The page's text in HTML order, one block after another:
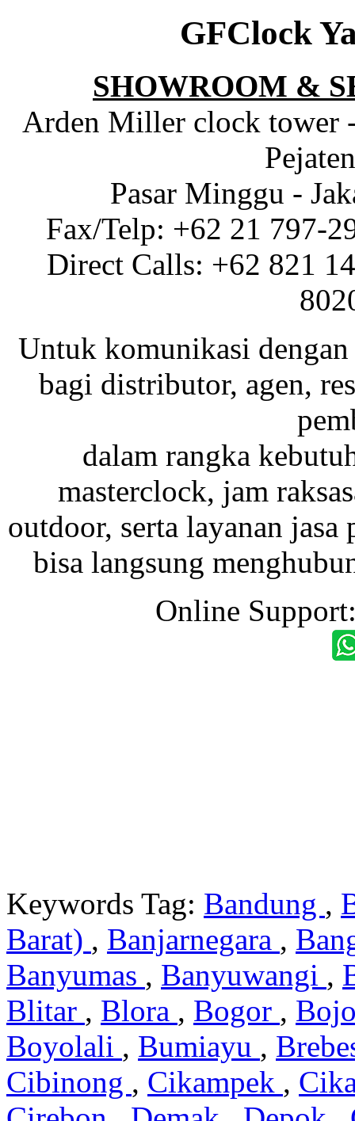
GFClock
SHOWROOM &
Arden Miller clock tower
Pasar Minggu -
Fax/Telp: +62 21 797-
Direct Calls: +62 821
Untuk komunikasi dengan
bagi distributor, agen,
dalam rangka
masterclock, jam
outdoor, serta layanan
bisa langsung
Online
Keywords Tag: Bandung ,
Barat) , Banjarnegara ,
Banyumas , Banyuwangi ,
Blitar , Blora , Bogor ,
Boyolali , Bumiayu ,
Cibinong , Cikampek ,